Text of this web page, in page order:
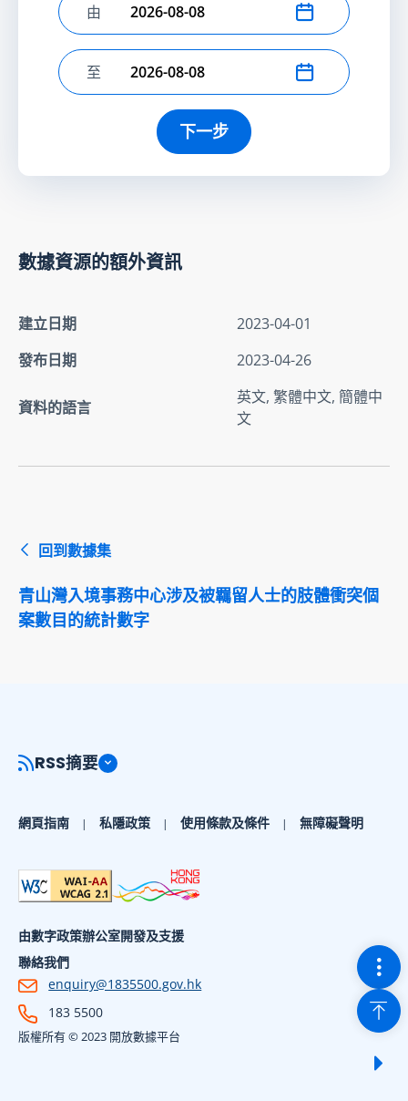
選擇開始日期
由
選擇結束日期
至
下一步
數據資源的額外資訊
建立日期
2023-04-01
發布日期
2023-04-26
資料的語言
英文, 繁體中文, 簡體中
文
回到數據集
青山灣入境事務中心涉及被羈留人士的肢體衝突個
案數目的統計數字
切
回到
RSS摘要
網頁指南 私隱政策 使用條款及條件 無障礙聲明
由數字政策辦公室開發及支援
聯絡我們
enquiry@1835500.gov.hk
183 5500
版權所有 © 2023 開放數據平台